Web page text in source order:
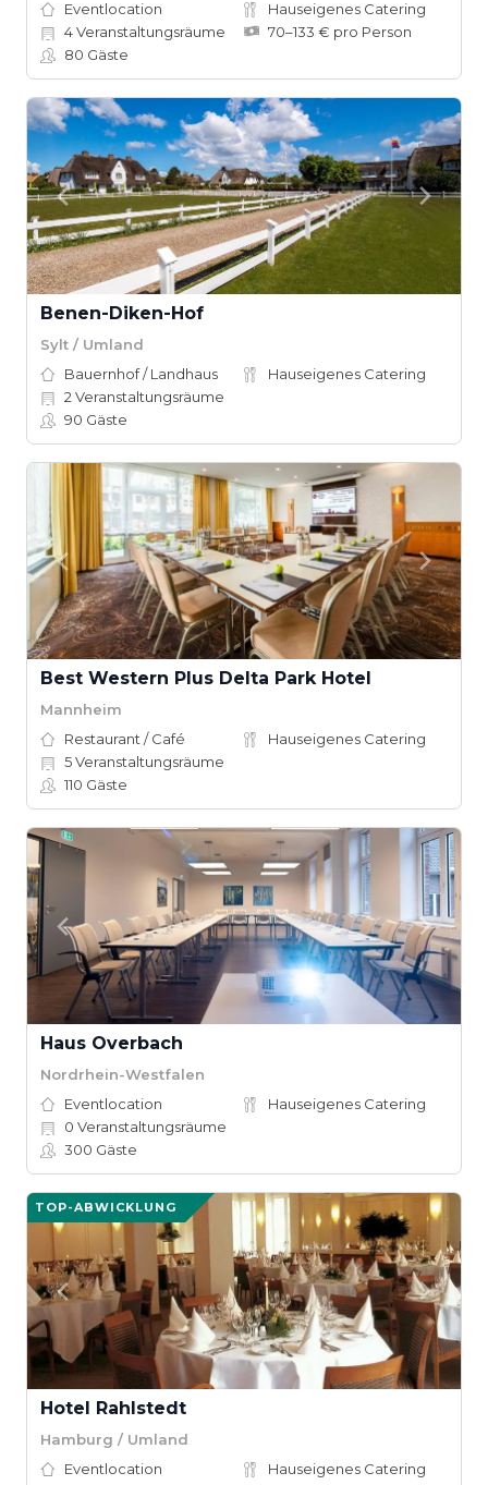
Eventlocation
Hauseigenes Catering
4Veranstaltungsräume
70–133 € pro Person
80 Gäste
Benen-Diken-Hof
Sylt / Umland
Bauernhof / Landhaus
Hauseigenes Catering
2 Veranstaltungsräume
90 Gäste
Best Western Plus Delta Park Hotel
Mannheim
Restaurant / Café
Hauseigenes Catering
5Veranstaltungsräume
110 Gäste
Haus Overbach
Nordrhein-Westfalen
Eventlocation
Hauseigenes Catering
0 Veranstaltungsräume
300 Gäste
TOP-ABWICKLUNG
Hotel Rahlstedt
Hamburg / Umland
Eventlocation
Hauseigenes Catering